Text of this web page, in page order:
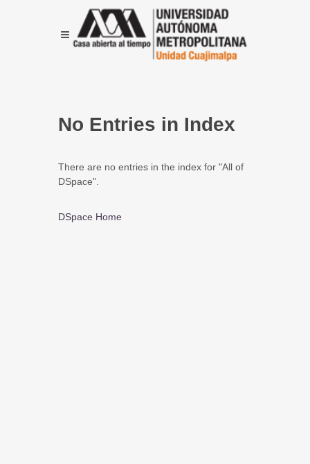
No Entries in Index
There are no entries in the index for "All of
DSpace".
DSpace Home